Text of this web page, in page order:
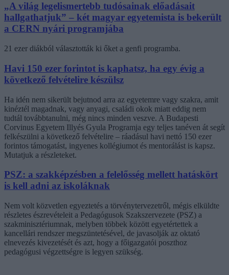
„A világ legelismertebb tudósainak előadásait
hallgathatjuk” – két magyar egyetemista is bekerült
a CERN nyári programjába
21 ezer diákból választották ki őket a genfi programba.
Havi 150 ezer forintot is kaphatsz, ha egy évig a
következő felvételire készülsz
Ha idén nem sikerült bejutnod arra az egyetemre vagy szakra, amit
kinéztél magadnak, vagy anyagi, családi okok miatt eddig nem
tudtál továbbtanulni, még nincs minden veszve. A Budapesti
Corvinus Egyetem Illyés Gyula Programja egy teljes tanéven át segít
felkészülni a következő felvételire – ráadásul havi nettó 150 ezer
forintos támogatást, ingyenes kollégiumot és mentorálást is kapsz.
Mutatjuk a részleteket.
PSZ: a szakképzésben a felelősség mellett hatáskört
is kell adni az iskoláknak
Nem volt közvetlen egyeztetés a törvénytervezetről, mégis elküldte
részletes észrevételeit a Pedagógusok Szakszervezete (PSZ) a
szakminisztériumnak, melyben többek között egyetértettek a
kancellári rendszer megszüntetésével, de javasolják az oktató
elnevezés kivezetését és azt, hogy a főigazgatói poszthoz
pedagógusi végzettségre is legyen szükség.